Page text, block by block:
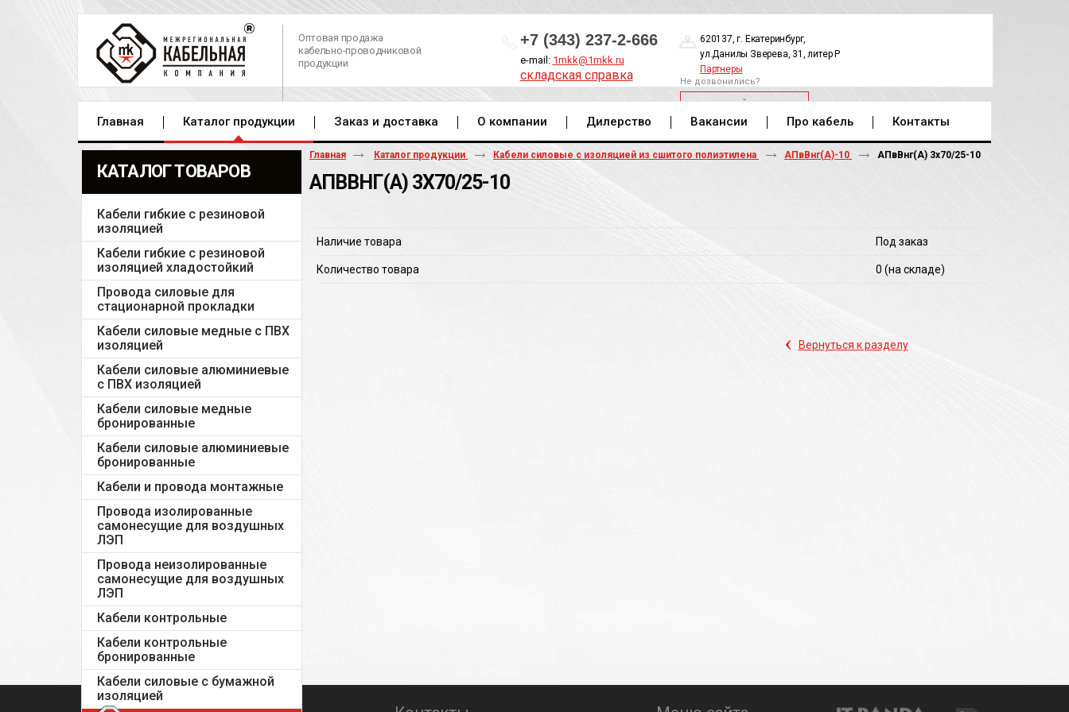
Оптовая продажа
кабельно-проводниковой
продукции
+7 (343) 237-2-666
e-mail: 1mkk@1mkk.ru
складская справка
620137, г. Екатеринбург,
ул.Данилы Зверева, 31, литер Р
Партнеры
Не дозвонились?
ОБРАТНЫЙ ЗВОНОК
Главная Каталог продукции Заказ и доставка О компании Дилерство Вакансии Про кабель Контакты
КАТАЛОГ ТОВАРОВ
Кабели гибкие с резиновой
изоляцией
Кабели гибкие с резиновой
изоляцией хладостойкий
Провода силовые для
стационарной прокладки
Кабели силовые медные с ПВХ
изоляцией
Кабели силовые алюминиевые
с ПВХ изоляцией
Кабели силовые медные
бронированные
Кабели силовые алюминиевые
бронированные
Кабели и провода монтажные
Провода изолированные
самонесущие для воздушных
ЛЭП
Провода неизолированные
самонесущие для воздушных
ЛЭП
Кабели контрольные
Кабели контрольные
бронированные
Кабели силовые с бумажной
изоляцией
Главная Каталог продукции Кабели силовые с изоляцией из сшитого полиэтилена АПвВнг(A)-10 АПвВнг(A) 3х70/25-10
АПВВНГ(A) 3Х70/25-10
Наличие товара Под заказ
Количество товара 0 (на складе)
‹ Вернуться к разделу